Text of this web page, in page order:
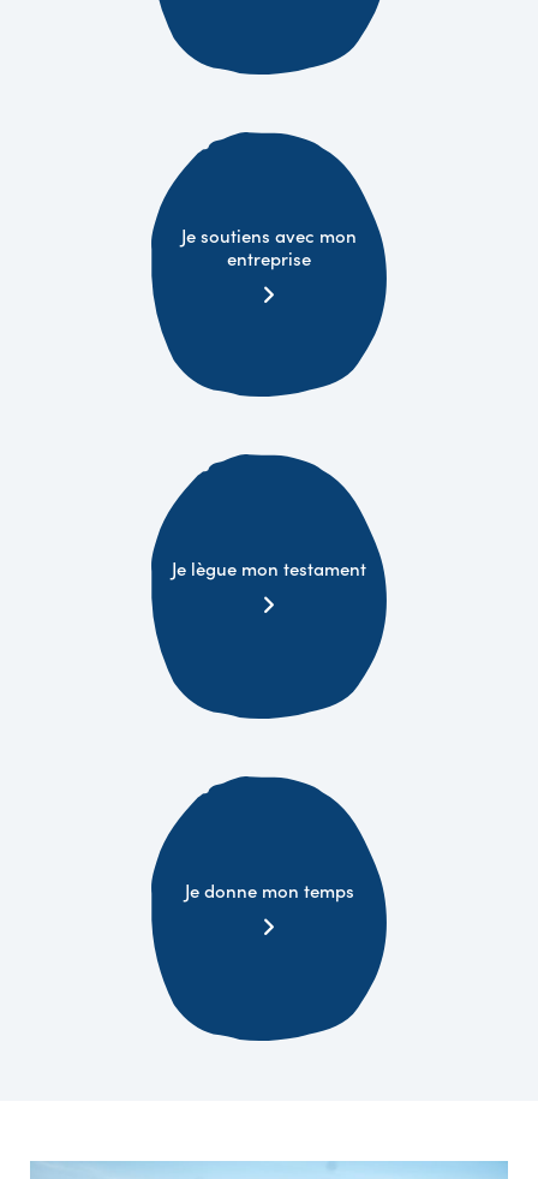
Je soutiens avec mon
entreprise
Je lègue mon testament
Je donne mon temps